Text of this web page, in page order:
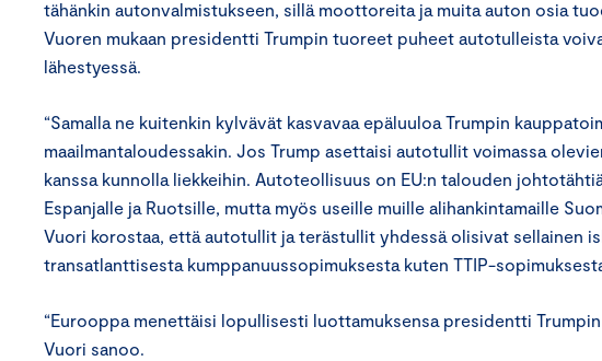
tähänkin autonvalmistukseen, sillä moottoreita ja muita auton osia
Vuoren mukaan presidentti Trumpin tuoreet puheet autotulleista
lähestyessä.
“Samalla ne kuitenkin kylvävät kasvavaa epäluuloa Trumpin
maailmantaloudessakin. Jos Trump asettaisi autotullit voimassa
kanssa kunnolla liekkeihin. Autoteollisuus on EU:n talouden
Espanjalle ja Ruotsille, mutta myös useille muille alihankintamaille
Vuori korostaa, että autotullit ja terästullit yhdessä olisivat sellainen
transatlanttisesta kumppanuussopimuksesta kuten TTIP-
“Eurooppa menettäisi lopullisesti luottamuksensa presidentti
Vuori sanoo.